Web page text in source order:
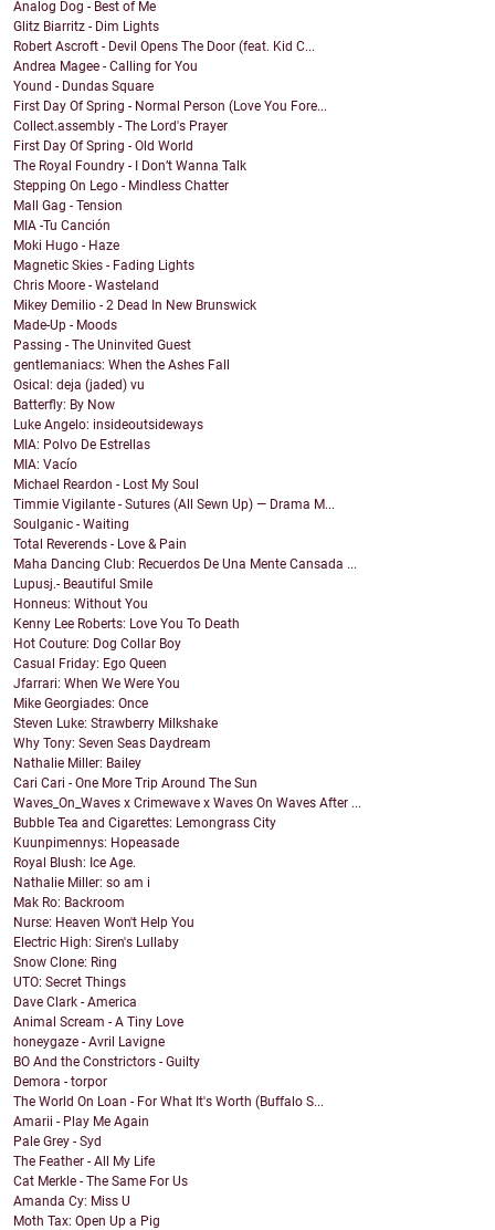
Analog Dog - Best of Me
Glitz Biarritz - Dim Lights
Robert Ascroft - Devil Opens The Door (feat. Kid C...
Andrea Magee - Calling for You
Yound - Dundas Square
First Day Of Spring - Normal Person (Love You Fore...
Collect.assembly - The Lord's Prayer
First Day Of Spring - Old World
The Royal Foundry - I Don’t Wanna Talk
Stepping On Lego - Mindless Chatter
Mall Gag - Tension
MIA -Tu Canción
Moki Hugo - Haze
Magnetic Skies - Fading Lights
Chris Moore - Wasteland
Mikey Demilio - 2 Dead In New Brunswick
Made-Up - Moods
Passing - The Uninvited Guest
gentlemaniacs: When the Ashes Fall
Osical: deja (jaded) vu
Batterfly: By Now
Luke Angelo: insideoutsideways
MIA: Polvo De Estrellas
MIA: Vacío
Michael Reardon - Lost My Soul
Timmie Vigilante - Sutures (All Sewn Up) — Drama M...
Soulganic - Waiting
Total Reverends - Love & Pain
Maha Dancing Club: Recuerdos De Una Mente Cansada ...
Lupusj.- Beautiful Smile
Honneus: Without You
Kenny Lee Roberts: Love You To Death
Hot Couture: Dog Collar Boy
Casual Friday: Ego Queen
Jfarrari: When We Were You
Mike Georgiades: Once
Steven Luke: Strawberry Milkshake
Why Tony: Seven Seas Daydream
Nathalie Miller: Bailey
Cari Cari - One More Trip Around The Sun
Waves_On_Waves x Crimewave x Waves On Waves After ...
Bubble Tea and Cigarettes: Lemongrass City
Kuunpimennys: Hopeasade
Royal Blush: Ice Age.
Nathalie Miller: so am i
Mak Ro: Backroom
Nurse: Heaven Won't Help You
Electric High: Siren's Lullaby
Snow Clone: Ring
UTO: Secret Things
Dave Clark - America
Animal Scream - A Tiny Love
honeygaze - Avril Lavigne
BO And the Constrictors - Guilty
Demora - torpor
The World On Loan - For What It's Worth (Buffalo S...
Amarii - Play Me Again
Pale Grey - Syd
The Feather - All My Life
Cat Merkle - The Same For Us
Amanda Cy: Miss U
Moth Tax: Open Up a Pig